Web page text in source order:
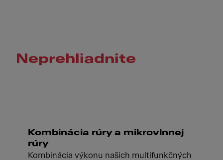
Neprehliadnite
Kombinácia rúry a mikrovlnnej
rúry
Kombinácia výkonu našich multifunkčných